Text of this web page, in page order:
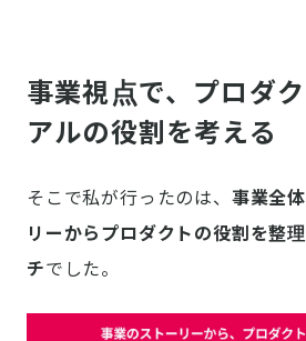
事業視点で、プロダ
アルの役割を考える
そこで私が行ったのは、 事業全
リーからプロダクトの役割を整
チでした。